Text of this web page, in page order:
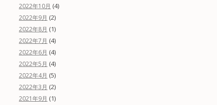
2022年10月 (4)
2022年9月 (2)
2022年8月 (1)
2022年7月 (4)
2022年6月 (4)
2022年5月 (4)
2022年4月 (5)
2022年3月 (2)
2021年9月 (1)